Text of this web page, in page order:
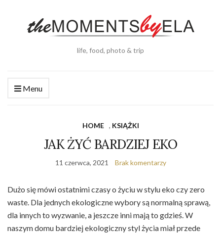
life, food, photo & trip
Menu
HOME , KSIĄŻKI
JAK ŻYĆ BARDZIEJ EKO
11 czerwca, 2021 Brak komentarzy
Dużo się mówi ostatnimi czasy o życiu w stylu eko czy zero
waste. Dla jednych ekologiczne wybory są normalną sprawą,
dla innych to wyzwanie, a jeszcze inni mają to gdzieś. W
naszym domu bardziej ekologiczny styl życia miał przede